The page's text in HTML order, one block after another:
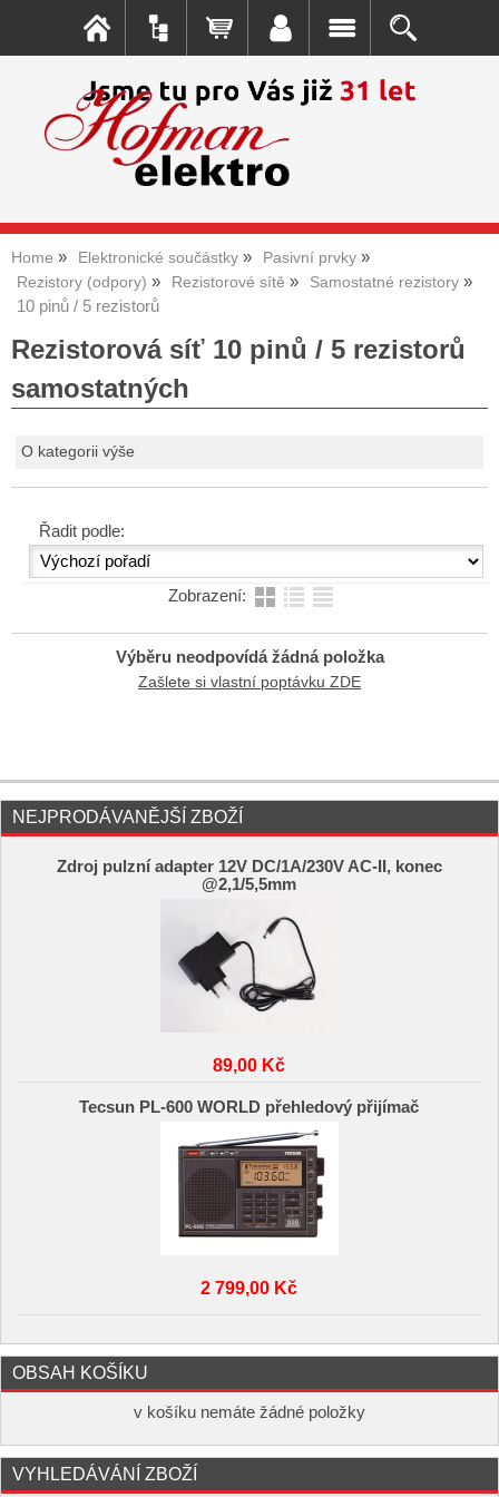
Home Elektronické součástky
Pasivní prvky
Rezistory (odpory)
Rezistorové sítě Samostatné rezistory
10 pinů / 5 rezistorů
Rezistorová síť 10 pinů / 5 rezistorů
samostatných
O kategorii výše
Řadit podle:
Zobrazení:
Výběru neodpovídá žádná položka
Zašlete si vlastní poptávku ZDE
NEJPRODÁVANĚJŠÍ ZBOŽÍ
Zdroj pulzní adapter 12V DC/1A/230V AC-II, konec
@2,1/5,5mm
89,00 Kč
Tecsun PL-600 WORLD přehledový přijímač
2 799,00 Kč
OBSAH KOŠÍKU
v košíku nemáte žádné položky
VYHLEDÁVÁNÍ ZBOŽÍ